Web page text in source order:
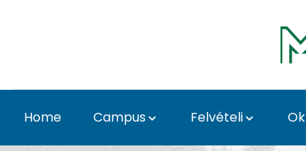
Home Campus Felvételi